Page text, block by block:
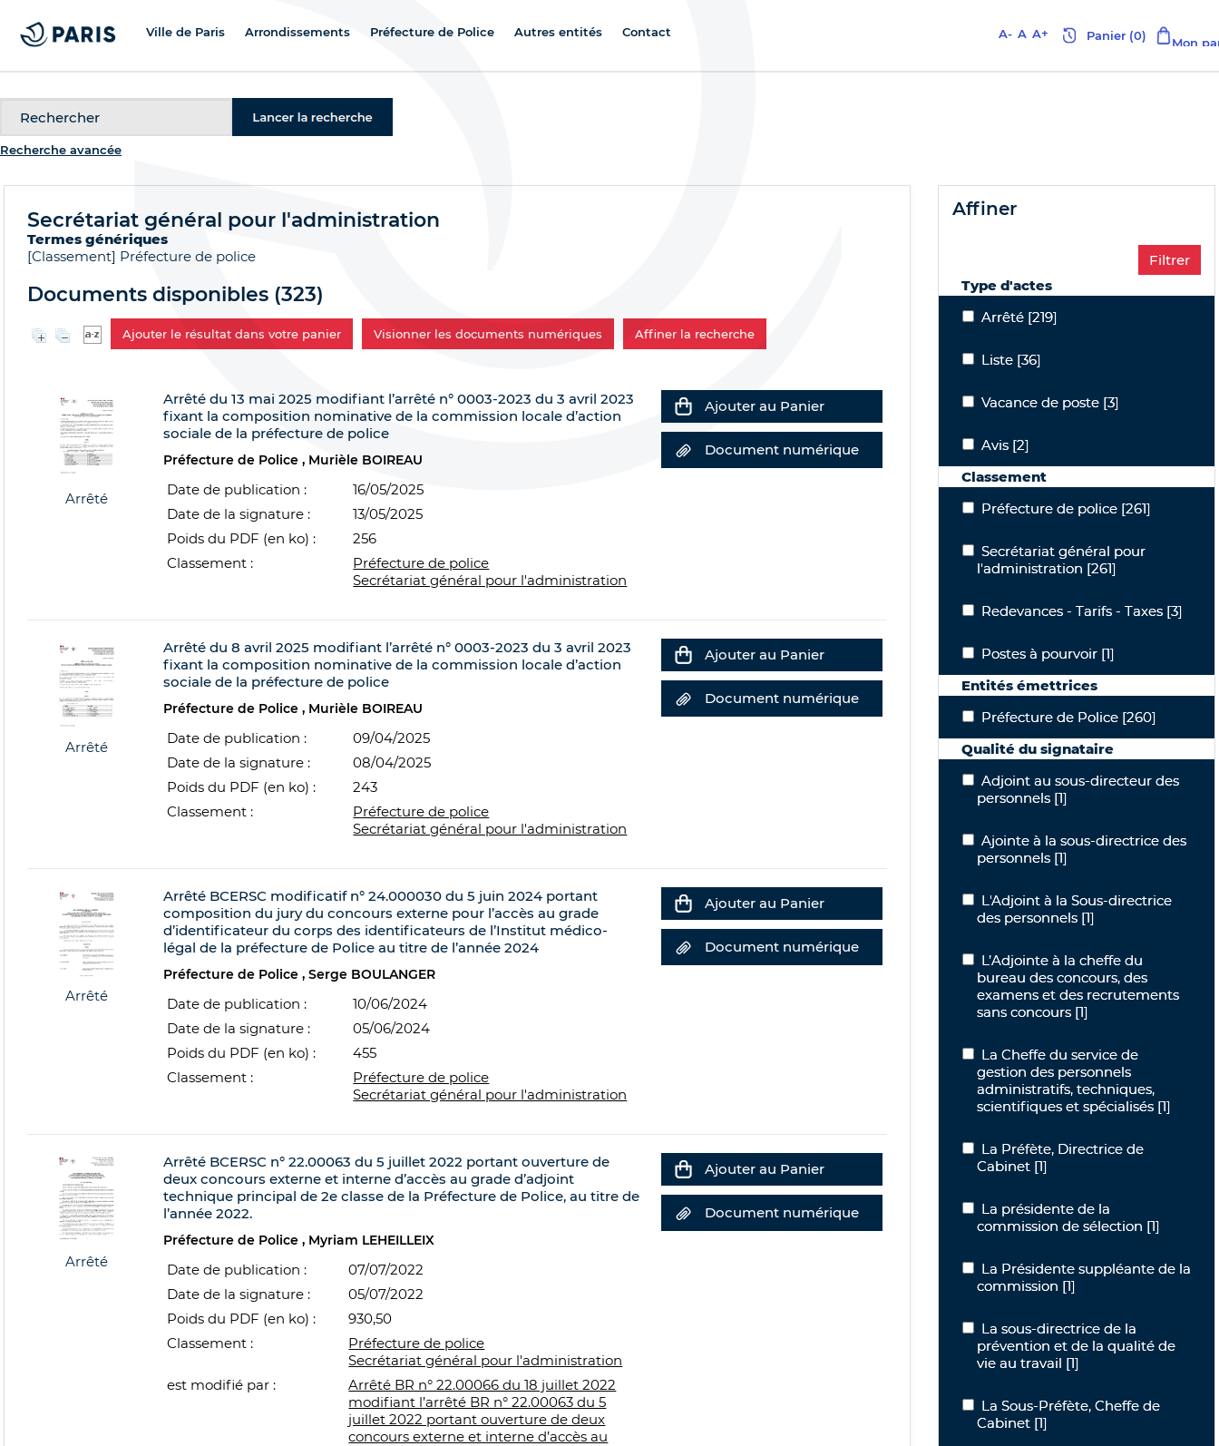
Ville de Paris Arrondissements Préfecture de Police Autres entités Contact A- A A+
Recherche avancée
Secrétariat général pour l'administration
Termes génériques
[Classement] Préfecture de police
Documents disponibles (323)
Ajouter le résultat dans votre panier Visionner les documents numériques Affiner la recherche
Arrêté
Arrêté du 13 mai 2025 modifiant l’arrêté n° 0003-2023 du 3 avril 2023
fixant la composition nominative de la commission locale d’action
sociale de la préfecture de police
Préfecture de Police Murièle BOIREAU
Date de publication :
16/05/2025
Date de la signature :
13/05/2025
Poids du PDF (en ko) :
256
Classement :
Préfecture de police
Secrétariat général pour l'administration
Ajouter au Panier
Document numérique
Arrêté
Arrêté du 8 avril 2025 modifiant l’arrêté n° 0003-2023 du 3 avril 2023
fixant la composition nominative de la commission locale d’action
sociale de la préfecture de police
Préfecture de Police Murièle BOIREAU
Date de publication :
09/04/2025
Date de la signature :
08/04/2025
Poids du PDF (en ko) :
243
Classement :
Préfecture de police
Secrétariat général pour l'administration
Ajouter au Panier
Document numérique
Arrêté
Arrêté BCERSC modificatif n° 24.000030 du 5 juin 2024 portant
composition du jury du concours externe pour l’accès au grade
d’identificateur du corps des identificateurs de l’Institut médico-
légal de la préfecture de Police au titre de l’année 2024
Préfecture de Police Serge BOULANGER
Date de publication :
10/06/2024
Date de la signature :
05/06/2024
Poids du PDF (en ko) :
455
Classement :
Préfecture de police
Secrétariat général pour l'administration
Ajouter au Panier
Document numérique
Arrêté
Arrêté BCERSC n° 22.00063 du 5 juillet 2022 portant ouverture de
deux concours externe et interne d’accès au grade d’adjoint
technique principal de 2e classe de la Préfecture de Police, au titre de
l’année 2022.
Préfecture de Police Myriam LEHEILLEIX
Date de publication :
07/07/2022
Date de la signature :
05/07/2022
Poids du PDF (en ko) :
930,50
Classement :
Préfecture de police
Secrétariat général pour l'administration
est modifié par :
Arrêté BR n° 22.00066 du 18 juillet 2022
modifiant l’arrêté BR n° 22.00063 du 5
juillet 2022 portant ouverture de deux
concours externe et interne d’accès au
Ajouter au Panier
Document numérique
affiner
Type d'actes
Arrêté
Arrêté [219]
ListeListe [36]
Vacance de poste
Vacance de poste [3]
AvisAvis [2]
Classement
Préfecture de police
Préfecture de police [261]
Secrétariat général pour
Secrétariat général pour
l'administration [261]
Redevances - Tarifs - Taxes
Redevances - Tarifs - Taxes [3]
Postes à pourvoir
Postes à pourvoir [1]
Entités émettrices
Préfecture de Police
Préfecture de Police [260]
Qualité du signataire
Adjoint au sous-directeur des
Adjoint au sous-directeur des
personnels [1]
Ajointe à la sous-directrice des
Ajointe à la sous-directrice des
personnels [1]
L'Adjoint à la Sous-directrice des
L'Adjoint à la Sous-directrice
des personnels [1]
L’Adjointe à la cheffe du bureau des
L’Adjointe à la cheffe du
bureau des concours, des
examens et des recrutements
sans concours [1]
La Cheffe du service de gestion des
La Cheffe du service de
gestion des personnels
administratifs, techniques,
scientifiques et spécialisés [1]
La Préfète, Directrice de Cabinet
La Préfète, Directrice de
Cabinet [1]
La présidente de la commission de
La présidente de la
commission de sélection [1]
La Présidente suppléante de la
La Présidente suppléante de la
commission [1]
La sous-directrice de la prévention
La sous-directrice de la
prévention et de la qualité de
vie au travail [1]
La Sous-Préfète, Cheffe de Cabinet
La Sous-Préfète, Cheffe de
Cabinet [1]